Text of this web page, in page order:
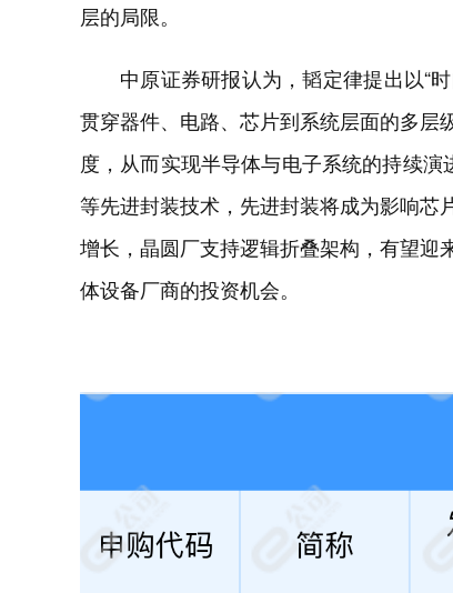
层的局限。
中原证券研报认为，韬定律提出以“
贯穿器件、电路、芯片到系统层面的多
度，从而实现半导体与电子系统的持续
等先进封装技术，先进封装将成为影响芯
增长，晶圆厂支持逻辑折叠架构，有望迎
体设备厂商的投资机会。